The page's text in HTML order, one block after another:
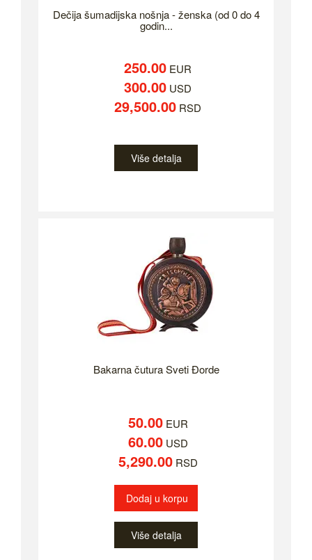
Dečija šumadijska nošnja - ženska (od 0 do 4
godin...
250.00 EUR
300.00 USD
29,500.00 RSD
Više detalja
Bakarna čutura Sveti Đorde
50.00EUR
60.00USD
5,290.00RSD
Dodaj u korpu
Više detalja